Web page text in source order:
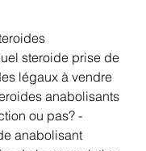
steroide prise de
légaux à vendre
anabolisants
ou pas? -
anabolisant